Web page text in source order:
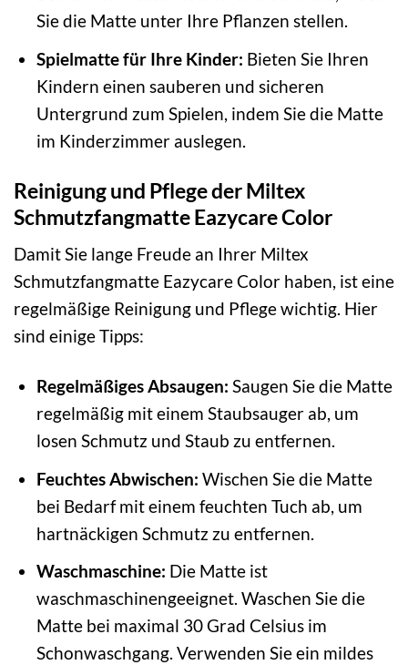
Sie die Matte unter Ihre Pflanzen stellen.
Spielmatte für Ihre Kinder: Bieten Sie Ihren
Kindern einen sauberen und sicheren
Untergrund zum Spielen, indem Sie die Matte
im Kinderzimmer auslegen.
Reinigung und Pflege der Miltex
Schmutzfangmatte Eazycare Color
Damit Sie lange Freude an Ihrer Miltex
Schmutzfangmatte Eazycare Color haben, ist eine
regelmäßige Reinigung und Pflege wichtig. Hier
sind einige Tipps:
Regelmäßiges Absaugen: Saugen Sie die Matte
regelmäßig mit einem Staubsauger ab, um
losen Schmutz und Staub zu entfernen.
Feuchtes Abwischen: Wischen Sie die Matte
bei Bedarf mit einem feuchten Tuch ab, um
hartnäckigen Schmutz zu entfernen.
Waschmaschine: Die Matte ist
waschmaschinengeeignet. Waschen Sie die
Matte bei maximal 30 Grad Celsius im
Schonwaschgang. Verwenden Sie ein mildes